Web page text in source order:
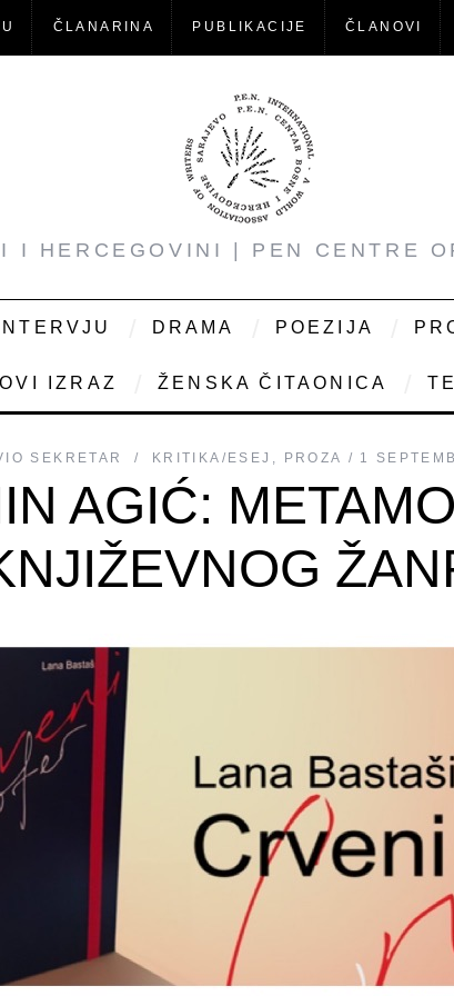
ČLANARINA PUBLIKACIJE ČLANOVI
I HERCEGOVINI | PEN CENTRE
DRAMA POEZIJA
IZRAZ ŽENSKA ČITAONICA
SEKRETAR KRITIKA/ESEJ , PROZA 1
AGIĆ: